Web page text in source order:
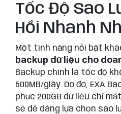
Tốc Độ Sao
Hồi Nhanh
Một tính năng nổi bật
backup dữ liệu cho
Backup chính là tốc độ
500MB/giây. Do đó, EXA
phục 200GB dữ liệu chỉ
sẽ dễ dàng lựa chọn sao